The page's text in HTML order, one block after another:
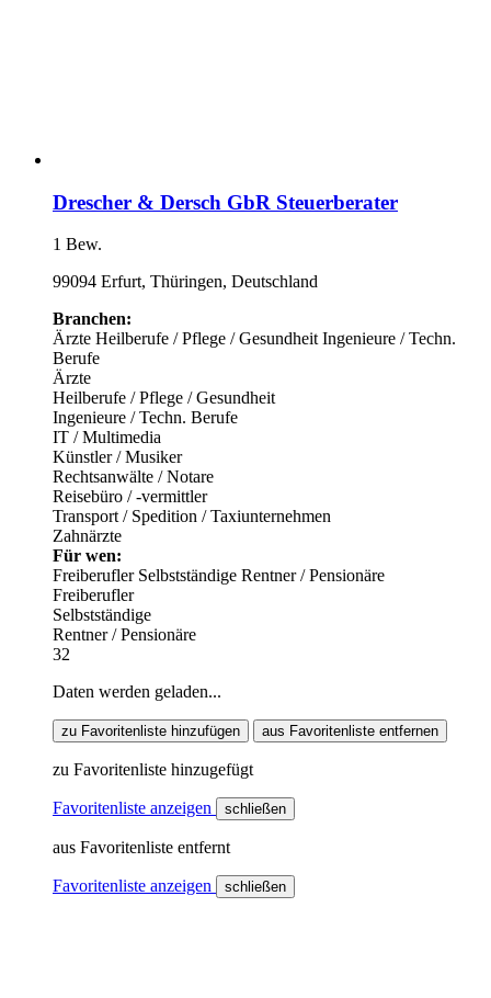
Drescher & Dersch GbR Steuerberater
1 Bew.
99094 Erfurt, Thüringen, Deutschland
Branchen:
Ärzte Heilberufe / Pflege / Gesundheit Ingenieure / Techn.
Berufe
Ärzte
Heilberufe / Pflege / Gesundheit
Ingenieure / Techn. Berufe
IT / Multimedia
Künstler / Musiker
Rechtsanwälte / Notare
Reisebüro / -vermittler
Transport / Spedition / Taxiunternehmen
Zahnärzte
Für wen:
Freiberufler Selbstständige Rentner / Pensionäre
Freiberufler
Selbstständige
Rentner / Pensionäre
32
Daten werden geladen...
zu Favoritenliste hinzufügen aus Favoritenliste entfernen
zu Favoritenliste hinzugefügt
Favoritenliste anzeigen schließen
aus Favoritenliste entfernt
Favoritenliste anzeigen schließen